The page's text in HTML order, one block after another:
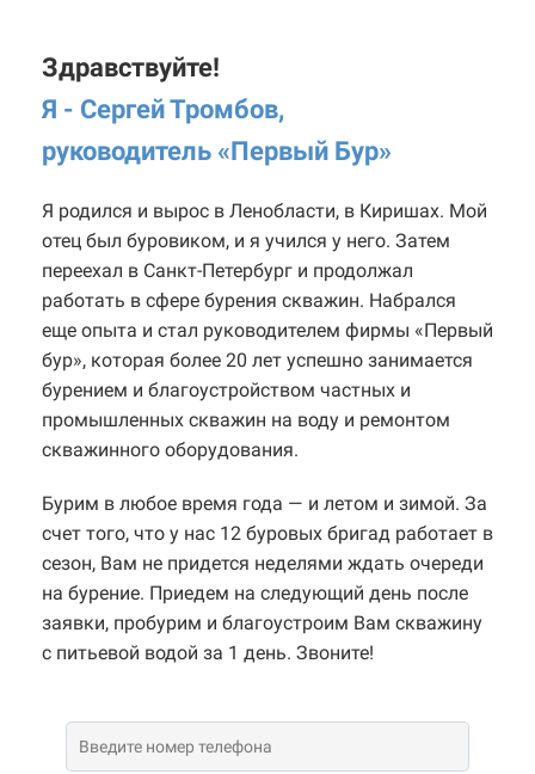
Здравствуйте!
Я - Сергей Тромбов,
руководитель «Первый Бур»
Я родился и вырос в Ленобласти, в Киришах. Мой
отец был буровиком, и я учился у него. Затем
переехал в Санкт-Петербург и продолжал
работать в сфере бурения скважин. Набрался
еще опыта и стал руководителем фирмы «Первый
бур», которая более 20 лет успешно занимается
бурением и благоустройством частных и
промышленных скважин на воду и ремонтом
скважинного оборудования.
Бурим в любое время года — и летом и зимой. За
счет того, что у нас 12 буровых бригад работает в
сезон, Вам не придется неделями ждать очереди
на бурение. Приедем на следующий день после
заявки, пробурим и благоустроим Вам скважину
с питьевой водой за 1 день. Звоните!